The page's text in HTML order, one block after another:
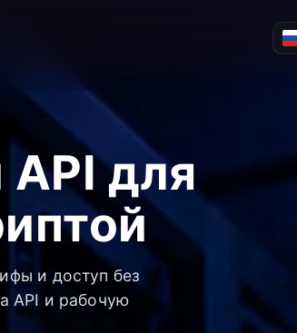
для
и доступ без
API и рабочую